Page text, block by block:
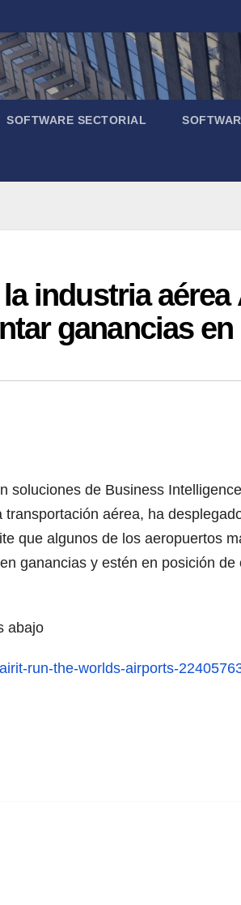
SOFTWARE SECTORIAL
industria aérea
ganancias
de Business
aérea, ha
que algunos de los aeropuertos
ganancias y estén en posición
abajo
run-the-worlds-airports-